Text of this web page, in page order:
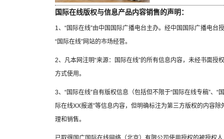
国际在线版权与信息产品内容销售的声明：
1、“国际在线”由中国国际广播电台主办。经中国国际广播电
“国际在线”网站的市场经营。
2、凡本网注明“来源：国际在线”的所有信息内容，未经书面
方式使用。
3、“国际在线”自有版权信息（包括但不限于“国际在线专稿”、“
际在线XX报道”等信息内容，但明确标注为第三方版权的内容
理和销售。